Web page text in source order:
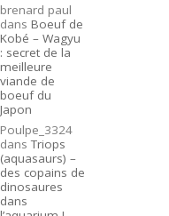
brenard paul
dans Boeuf de
Kobé – Wagyu
: secret de la
meilleure
viande de
boeuf du
Japon
Poulpe_3324
dansTriops
(aquasaurs) –
des copains de
dinosaures
dans